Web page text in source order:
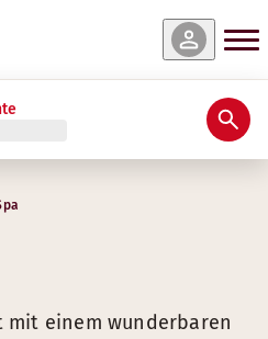
mit einem wunderbaren